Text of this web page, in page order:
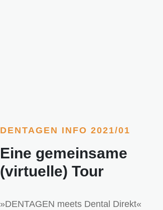
DENTAGEN INFO 2021/01
Eine gemeinsame
(virtuelle) Tour
»DENTAGEN meets Dental Direkt«